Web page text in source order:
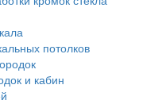
потолков
и кабин